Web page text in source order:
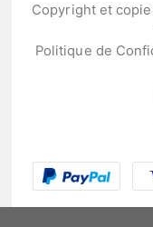
Copyright et copie
Politique de